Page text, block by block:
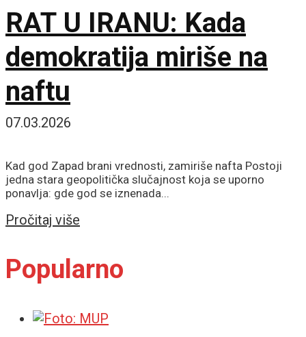
RAT U IRANU: Kada
demokratija miriše na
naftu
07.03.2026
Kad god Zapad brani vrednosti, zamiriše nafta Postoji
jedna stara geopolitička slučajnost koja se uporno
ponavlja: gde god se iznenada...
Pročitaj više
Popularno